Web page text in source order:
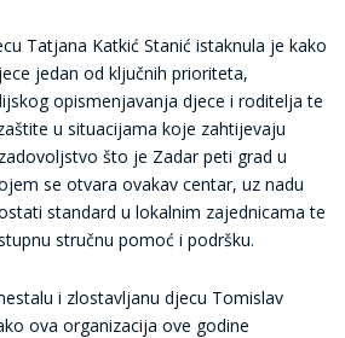
Tatjana Katkić Stanić istaknula je kako
jedan od ključnih prioriteta,
opismenjavanja djece i roditelja te
u situacijama koje zahtijevaju
što je Zadar peti grad u
se otvara ovakav centar, uz nadu
standard u lokalnim zajednicama te
stručnu pomoć i podršku.
i zlostavljanu djecu Tomislav
ova organizacija ove godine